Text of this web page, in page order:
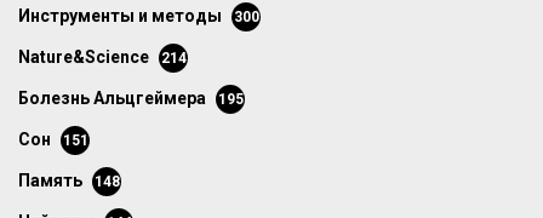
инструменты и методы 300
Nature&Science 214
болезнь Альцгеймера 195
сон 151
память 148